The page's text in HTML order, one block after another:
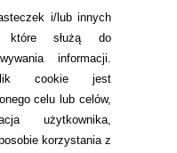
i/lub innych
które służą do
informacji.
cookie jest
celu lub celów,
użytkownika,
korzystania z